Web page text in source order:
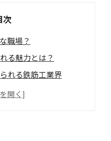
次
職場？
る魅力とは？
れる鉄筋工業界
アップの可能性とは？